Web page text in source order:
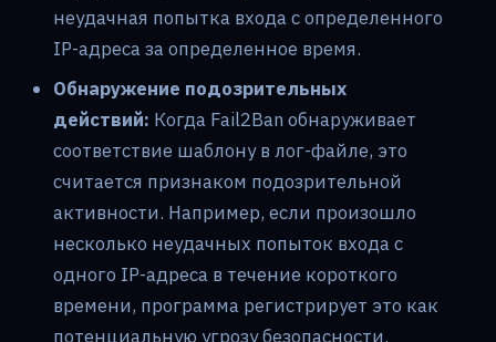
неудачная попытка входа с определенного
IP-адреса за определенное время.
Обнаружение подозрительных
действий: Когда Fail2Ban обнаруживает
соответствие шаблону в лог-файле, это
считается признаком подозрительной
активности. Например, если произошло
несколько неудачных попыток входа с
одного IP-адреса в течение короткого
времени, программа регистрирует это как
потенциальную угрозу безопасности.